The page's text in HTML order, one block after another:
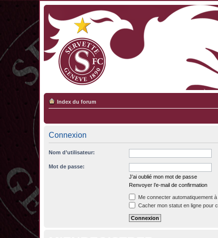
Index du forum
Connexion
Nom d’utilisateur:
Mot de passe:
J’ai oublié mon mot de passe
Renvoyer l’e-mail de confirmation
Me connecter automatiquement
Cacher mon statut en ligne pour